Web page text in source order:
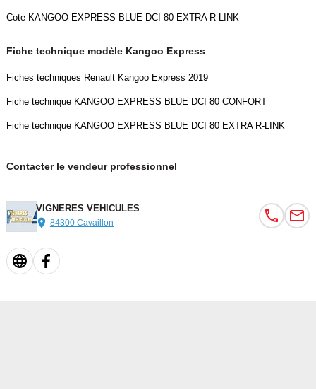
Cote KANGOO EXPRESS BLUE DCI 80 EXTRA R-LINK
Fiche technique modèle Kangoo Express
Fiches techniques Renault Kangoo Express 2019
Fiche technique KANGOO EXPRESS BLUE DCI 80 CONFORT
Fiche technique KANGOO EXPRESS BLUE DCI 80 EXTRA R-LINK
Contacter le vendeur professionnel
VIGNERES VEHICULES
84300 Cavaillon